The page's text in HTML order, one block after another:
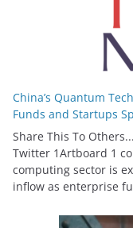
China’s Quantum
Funds and Startups
Share This To
Twitter 1Artboard 1
computing sector is
inflow as enterprise